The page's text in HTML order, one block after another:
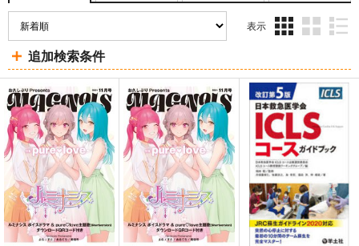
表示
ム
表
示
ム
表
示
ム
表
示
追加検索条件